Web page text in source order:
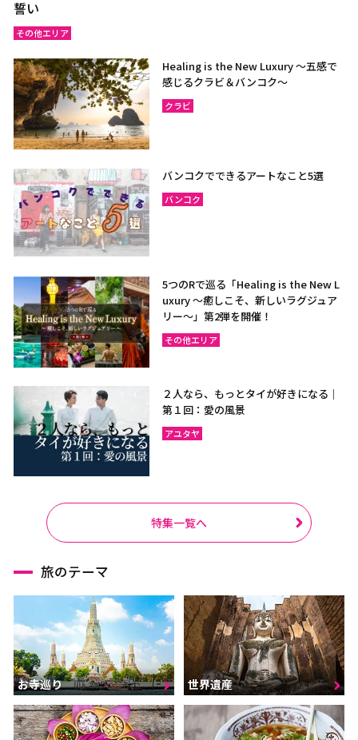
誓い
その他エリア
Healing is the New Luxury ～五感で
感じるクラビ＆バンコク～
クラビ
バンコクでできるアートなこと5選
バンコク
5つのRで巡る「Healing is the New L
uxury ～癒しこそ、新しいラグジュア
リー〜」第2弾を開催！
その他エリア
２人なら、もっとタイが好きになる｜
第１回：愛の風景
アユタヤ
特集一覧へ
旅のテーマ
お寺巡り 世界遺産